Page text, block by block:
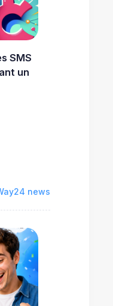
SMS
un
news